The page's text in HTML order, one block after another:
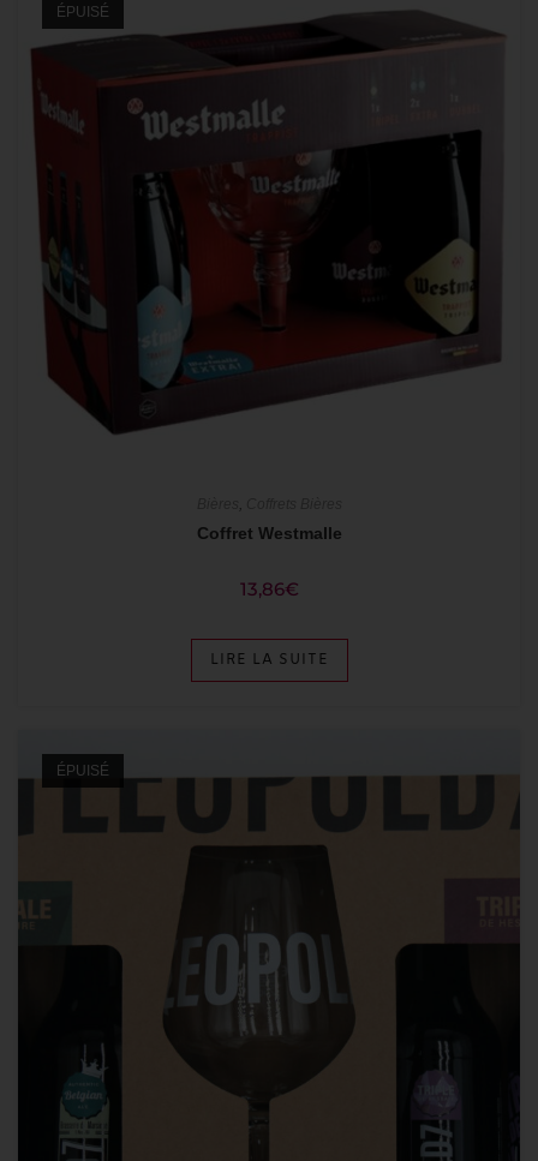
ÉPUISÉ
Coffret Westmalle
13,86€
LIRE LA SUITE
ÉPUISÉ